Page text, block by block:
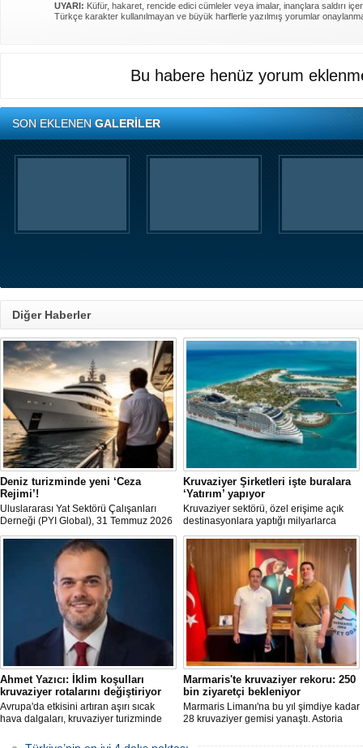
UYARI: Küfür, hakaret, rencide edici cümleler veya imalar, inançlara saldırı
Türkçe karakter kullanılmayan ve büyük harflerle yazılmış yorumlar
Bu habere henüz yorum
SON EKLENENGALERİLER
Diğer Haberler
Deniz turizminde yeni ‘Ceza
Rejimi’!
Uluslararası Yat Sektörü Çalışanları
Derneği (PYI Global), 31 Temmuz 2026
tarihinde yürürlüğe giren 7590 sayılı
Kanun’un deniz turizmine etkilerine
ilişkin bir değerlendirme yayımladı.
Kruvaziyer Şirketleri işte buralara
‘Yatırım’ yapıyor
Kruvaziyer sektörü, özel erişime açık
destinasyonlara yaptığı milyarlarca
dolarlık yatırımlarla tatil deneyimini gemi
dışına taşıyor. Özel adalar, beach
club'lar, su parkları ve lüks villalar artık
şirketlerin en stratejik gelir kaynakları
arasında yer alıyor.
Ahmet Yazıcı: İklim koşulları
kruvaziyer rotalarını değiştiriyor
Avrupa'da etkisini artıran aşırı sıcak
hava dalgaları, kruvaziyer turizminde
Norveç Fiyortları, İzlanda ve Kuzey
Marmaris'te kruvaziyer rekoru: 250
bin ziyaretçi bekleniyor
Marmaris Limanı'na bu yıl şimdiye kadar
28 kruvaziyer gemisi yanaştı. Astoria
sefer eklemesiyle birlikte sezon